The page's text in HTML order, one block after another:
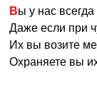
Вы у нас
Даже если при
Их вы возите
Охраняете вы